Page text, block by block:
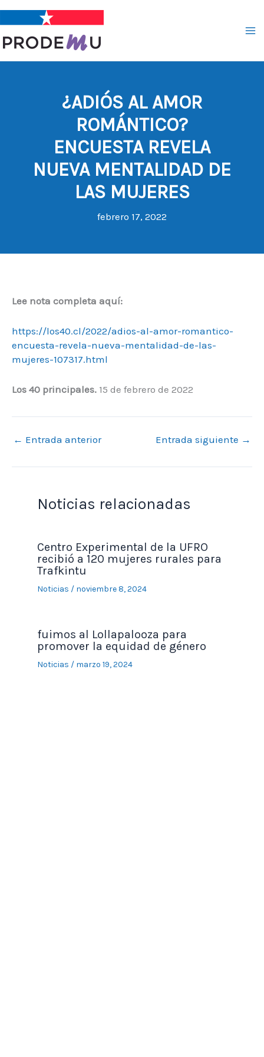
contenido
¿ADIÓS AL AMOR
ROMÁNTICO?
ENCUESTA REVELA
NUEVA MENTALIDAD DE
LAS MUJERES
febrero 17, 2022
Lee nota completa aquí:
https://los40.cl/2022/adios-al-amor-romantico-
encuesta-revela-nueva-mentalidad-de-las-
mujeres-107317.html
Los 40 principales. 15 de febrero de 2022
← Entrada anterior Entrada siguiente →
Noticias relacionadas
Centro Experimental de la UFRO
recibió a 120 mujeres rurales para
Trafkintu
Noticias / noviembre 8, 2024
fuimos al Lollapalooza para
promover la equidad de género
Noticias / marzo 19, 2024